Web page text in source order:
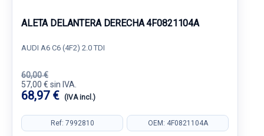
ALETA DELANTERA DERECHA 4F0821104A
AUDI A6 C6 (4F2) 2.0 TDI
60,00 €
57,00 € sin IVA.
68,97 € (IVA incl.)
Ref: 7992810 OEM: 4F0821104A